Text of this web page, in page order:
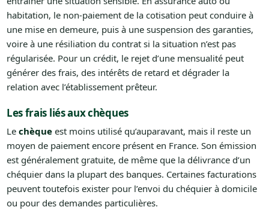
habitation, le non-paiement de la cotisation peut conduire à
une mise en demeure, puis à une suspension des garanties,
voire à une résiliation du contrat si la situation n’est pas
régularisée. Pour un crédit, le rejet d’une mensualité peut
générer des frais, des intérêts de retard et dégrader la
relation avec l’établissement prêteur.
Les frais liés aux chèques
Le chèqueest moins utilisé qu’auparavant, mais il reste un
moyen de paiement encore présent en France. Son émission
est généralement gratuite, de même que la délivrance d’un
chéquier dans la plupart des banques. Certaines facturations
peuvent toutefois exister pour l’envoi du chéquier à domicile
ou pour des demandes particulières.